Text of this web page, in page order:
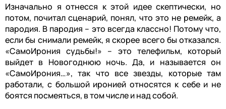
Изначально я отнесся к этой идее скептически, но
потом, почитал сценарий, понял, что это не ремейк, а
пародия. B пародия – это всегда классно! Потому что,
если бы снимали ремейк, я скорее всего бы отказался.
«СамоИрония судьбы!» – это телефильм, который
выйдет в Новогоднюю ночь. Да, и называется он
«СамоИрония…», так что все звезды, которые там
работали, с большой иронией относятся к себе и не
боятся посмеяться, в том числе и над собой.